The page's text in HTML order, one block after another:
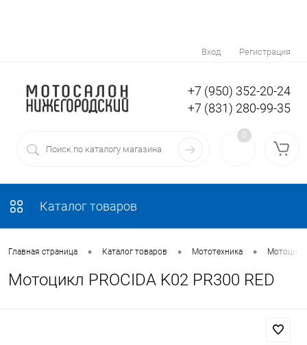
Вход Регистрация
+7 (950) 352-20-24
+7 (831) 280-99-35
0
Каталог товаров
Главная страница • Каталог товаров • Мототехника •
Мотоцикл PROCIDA K02 PR300 RED